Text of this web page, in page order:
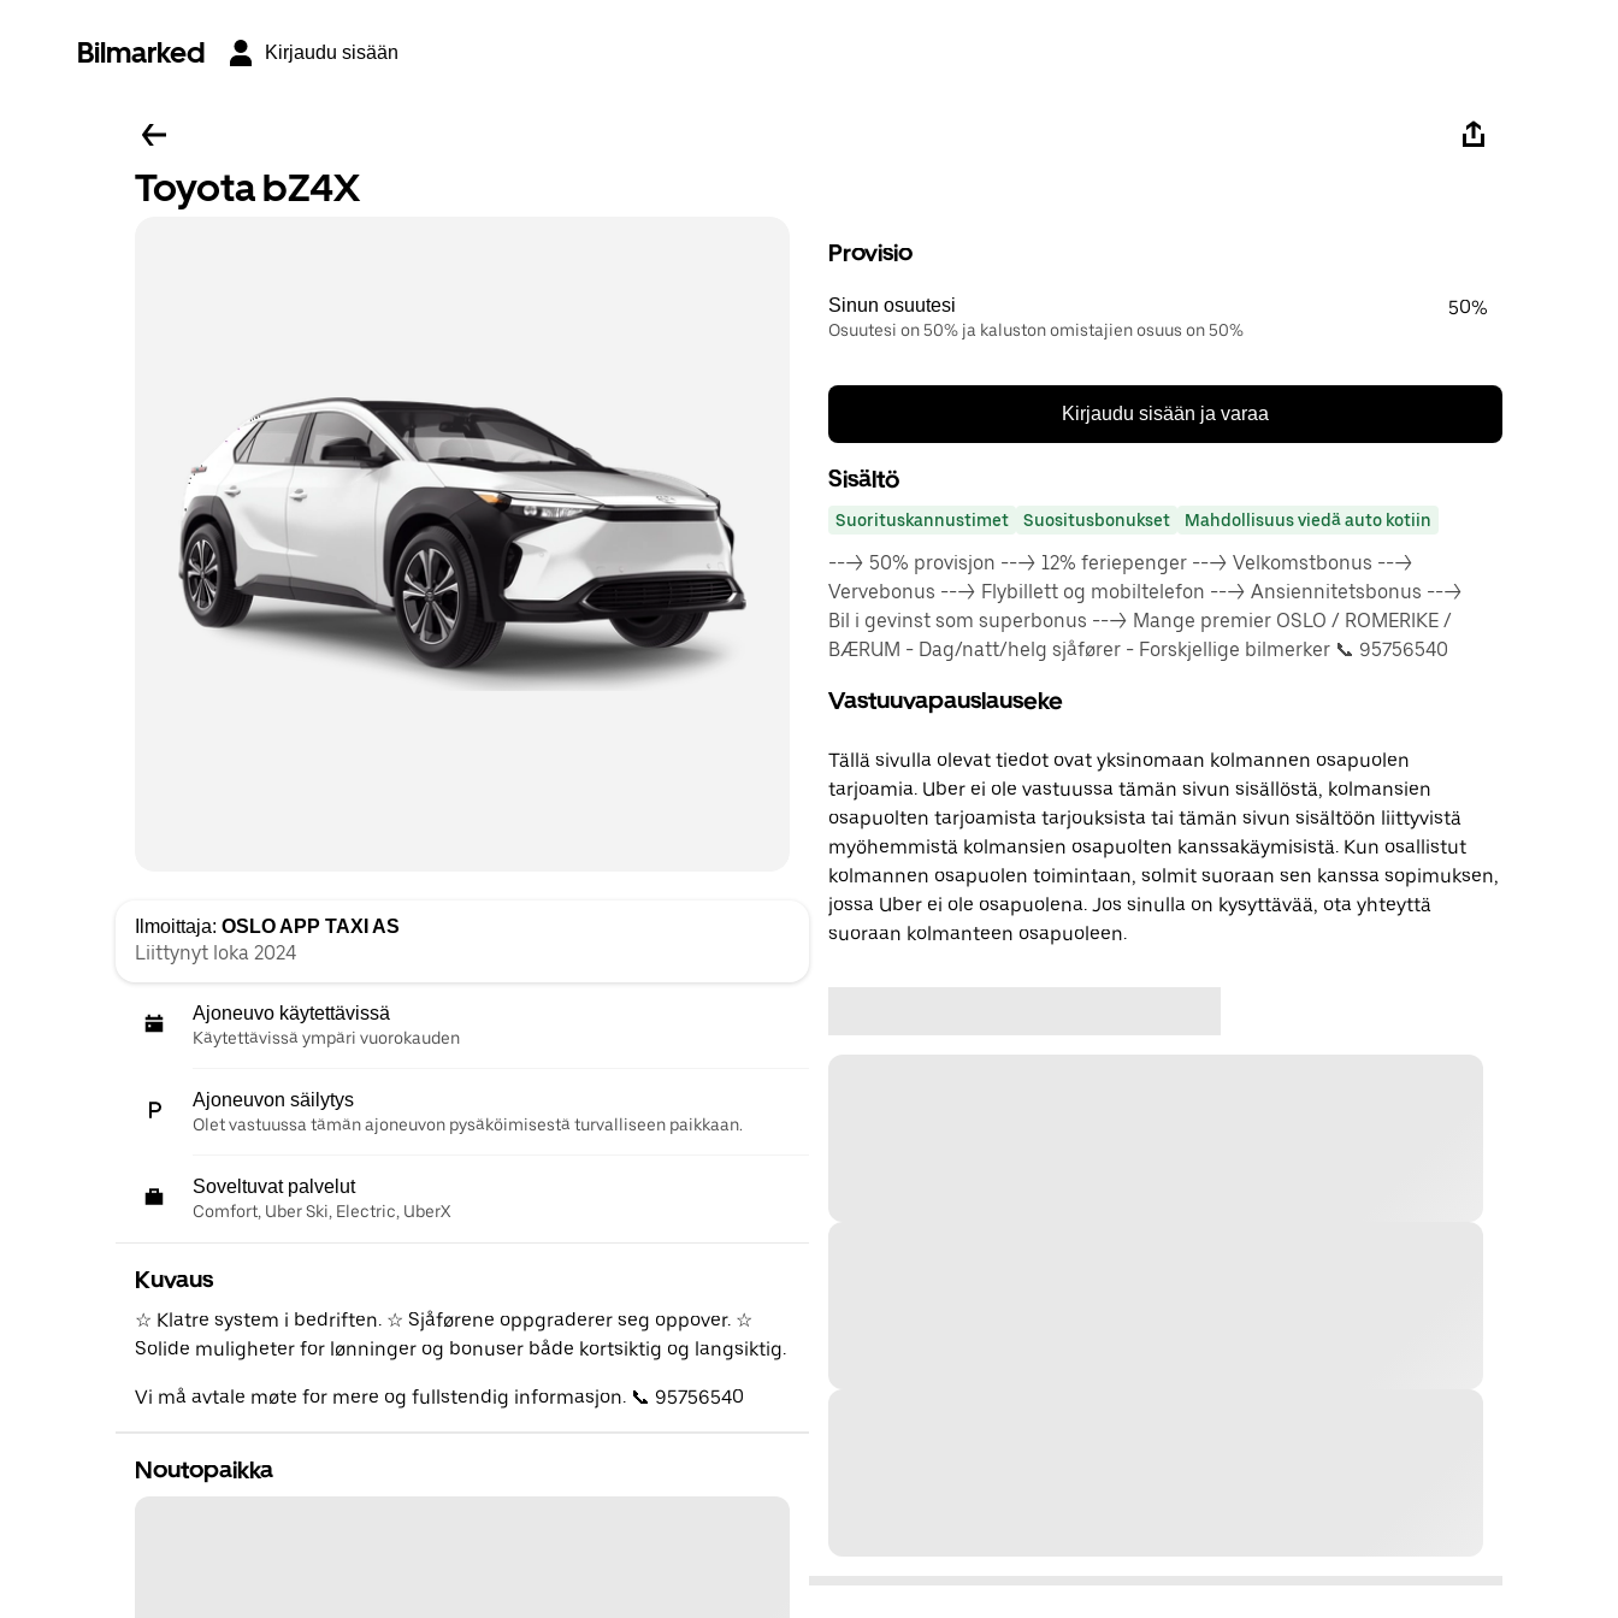
Bilmarked Kirjaudu sisään
Toyota bZ4X
Ilmoittaja: OSLO APP TAXI AS
Liittynyt loka 2024
Ajoneuvo käytettävissä
Käytettävissä ympäri vuorokauden
Ajoneuvon säilytys
Olet vastuussa tämän ajoneuvon pysäköimisestä turvalliseen paikkaan.
Soveltuvat palvelut
Comfort, Uber Ski, Electric, UberX
Kuvaus
☆ Klatre system i bedriften. ☆ Sjåførene oppgraderer seg oppover. ☆
Solide muligheter for lønninger og bonuser både kortsiktig og langsiktig.
Vi må avtale møte for mere og fullstendig informasjon. 📞 95756540
Noutopaikka
Provisio
Sinun osuutesi
Osuutesi on 50% ja kaluston omistajien osuus on 50%
50%
Kirjaudu sisään ja varaa
Sisältö
Suorituskannustimet Suositusbonukset Mahdollisuus viedä auto kotiin
---> 50% provisjon ---> 12% feriepenger ---> Velkomstbonus --->
Vervebonus ---> Flybillett og mobiltelefon ---> Ansiennitetsbonus --->
Bil i gevinst som superbonus ---> Mange premier OSLO / ROMERIKE /
BÆRUM - Dag/natt/helg sjåfører - Forskjellige bilmerker 📞 95756540
Vastuuvapauslauseke
Tällä sivulla olevat tiedot ovat yksinomaan kolmannen osapuolen
tarjoamia. Uber ei ole vastuussa tämän sivun sisällöstä, kolmansien
osapuolten tarjoamista tarjouksista tai tämän sivun sisältöön liittyvistä
myöhemmistä kolmansien osapuolten kanssakäymisistä. Kun osallistut
kolmannen osapuolen toimintaan, solmit suoraan sen kanssa sopimuksen,
jossa Uber ei ole osapuolena. Jos sinulla on kysyttävää, ota yhteyttä
suoraan kolmanteen osapuoleen.